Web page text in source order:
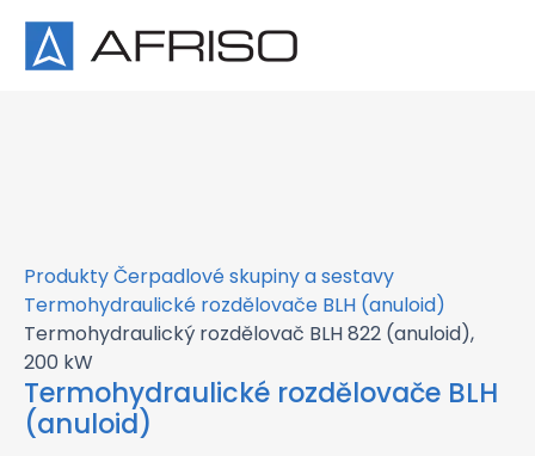
×
ProduktyČerpadlové skupiny a sestavy
Termohydraulické rozdělovače BLH (anuloid)
Termohydraulický rozdělovač BLH 822 (anuloid),
200 kW
Termohydraulické rozdělovače BLH
(anuloid)